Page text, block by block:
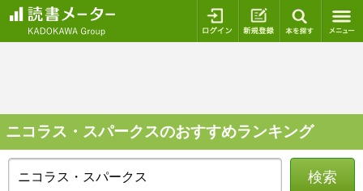
ログイン 新規登録
ニコラス・スパークスのおすすめランキング
検索